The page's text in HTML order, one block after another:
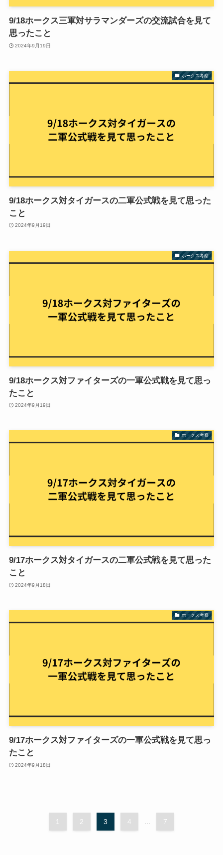
9/18ホークス三軍対サラマンダーズの交流試合を見て
思ったこと
2024年9月19日
ホークス考察
9/18ホークス対タイガースの二軍公式戦を見て思った
こと
2024年9月19日
ホークス考察
9/18ホークス対ファイターズの一軍公式戦を見て思っ
たこと
2024年9月19日
ホークス考察
9/17ホークス対タイガースの二軍公式戦を見て思った
こと
2024年9月18日
ホークス考察
9/17ホークス対ファイターズの一軍公式戦を見て思っ
たこと
2024年9月18日
1 2 3 4 ... 7